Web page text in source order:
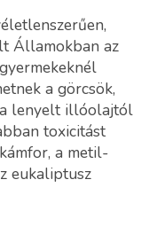
Államokban az
a görcsök,
a lenyelt illóolajtól
toxicitást
a metil-
eukaliptusz